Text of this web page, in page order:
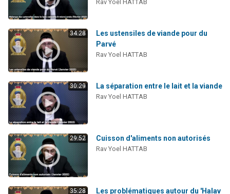
Ariel vient de donner son Maasser
Nathaniel vient de donner son Maasser
Rav Yoel HATTAB
34:28
Les ustensiles de viande pour du
Parvé
Rav Yoel HATTAB
30:29 La séparation entre le lait et la viande
Rav Yoel HATTAB
29:52 Cuisson d'aliments non autorisés
Rav Yoel HATTAB
35:28
Les problématiques autour du 'Halav